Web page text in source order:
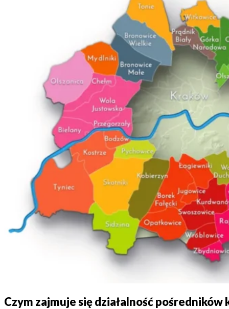
Czym zajmuje się działalność